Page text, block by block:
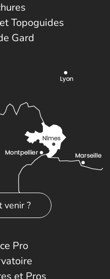
Topoguides
Gard
venir ?
Pro